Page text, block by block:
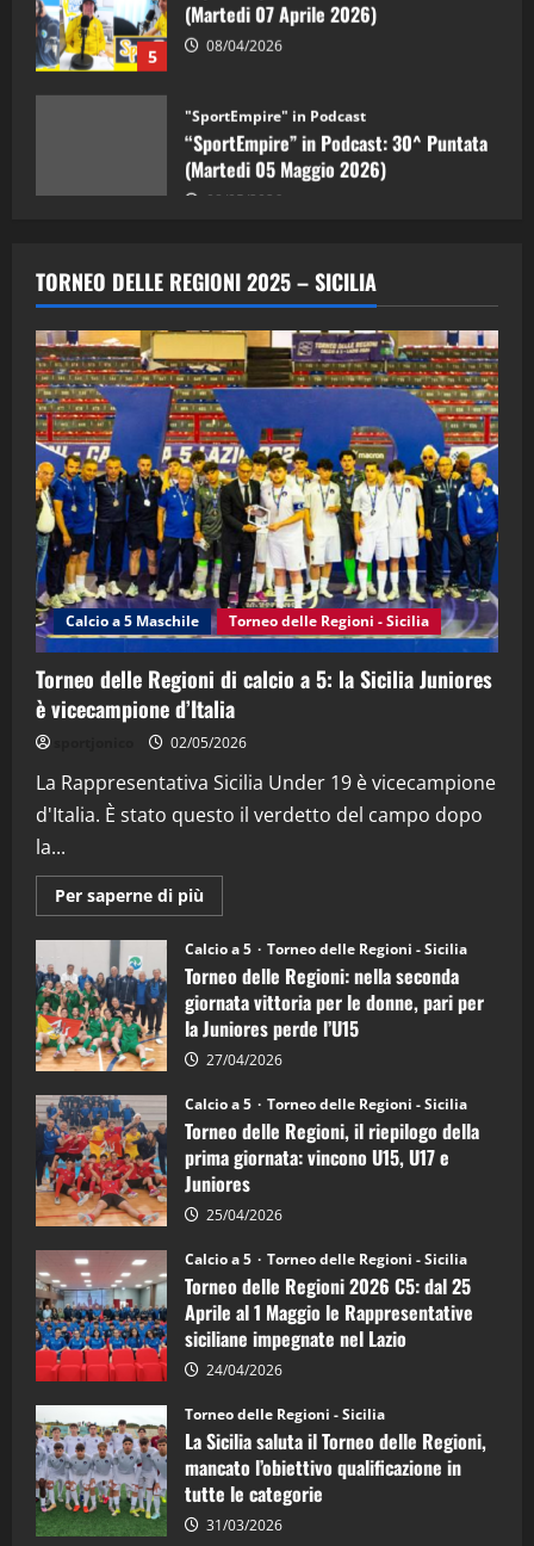
5 08/04/2026
“SportEmpire” in Podcast: 30^ Puntata
(Martedi 05 Maggio 2026)
08/05/2026
2
“SportEmpire” in Podcast: 29^ Puntata
(Martedi 28 Aprile 2026)
28/04/2026
3
"SportEmpire" in Podcast
“SportEmpire” in Podcast: 28^ Puntata
(Martedi 21 Aprile 2026)
21/04/2026
4
"SportEmpire" in Podcast Sport News
“SportEmpire” in Podcast: 27^ Puntata
(Martedi 14 Aprile 2026)
15/04/2026
"SportEmpire" in Podcast
“SportEmpire” in Podcast: 26^ Puntata
08/04/2026
TORNEO DELLE REGIONI 2025 – SICILIA
Calcio a 5 Maschile Torneo delle Regioni - Sicilia
Torneo delle Regioni di calcio a 5: la Sicilia Juniores
è vicecampione d’Italia
02/05/2026
La Rappresentativa Sicilia Under 19 è vicecampione
d'Italia. È stato questo il verdetto del campo dopo
la...
Per saperne di più
informazioni
Torneo
delle
Regioni
di
calcio
a
5:
la
Juniores
è
vicecampione
d’Italia
Calcio a 5 Torneo delle Regioni - Sicilia
Torneo delle Regioni: nella seconda
giornata vittoria per le donne, pari per
la Juniores perde l’U15
27/04/2026
Calcio a 5 Torneo delle Regioni - Sicilia
Torneo delle Regioni, il riepilogo della
prima giornata: vincono U15, U17 e
Juniores
25/04/2026
Calcio a 5 Torneo delle Regioni - Sicilia
Torneo delle Regioni 2026 C5: dal 25
Aprile al 1 Maggio le Rappresentative
siciliane impegnate nel Lazio
24/04/2026
Torneo delle Regioni - Sicilia
La Sicilia saluta il Torneo delle Regioni,
mancato l’obiettivo qualificazione in
tutte le categorie
31/03/2026